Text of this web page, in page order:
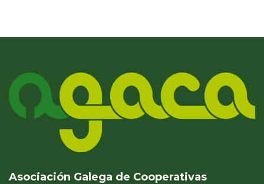
Asociación Galega de Cooperativas